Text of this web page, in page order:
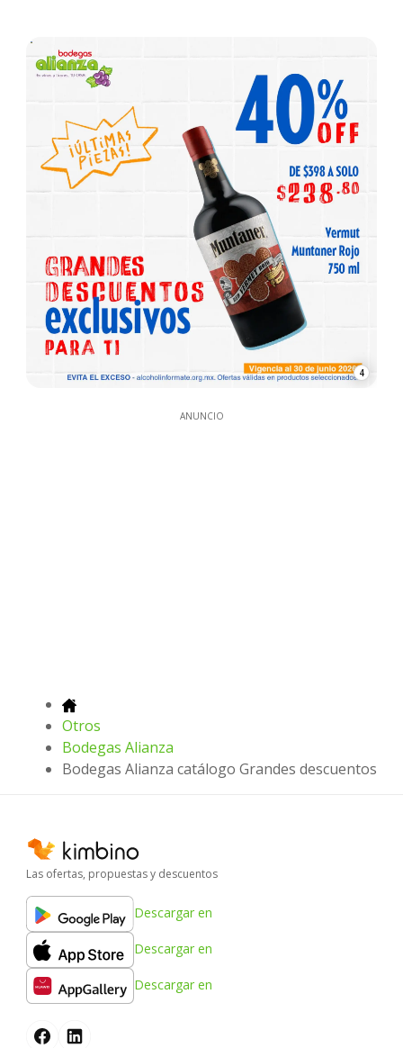
4
ANUNCIO
Otros
Bodegas Alianza
Bodegas Alianza catálogo Grandes descuentos
Las ofertas, propuestas y descuentos
Descargar en
Descargar en
Descargar en